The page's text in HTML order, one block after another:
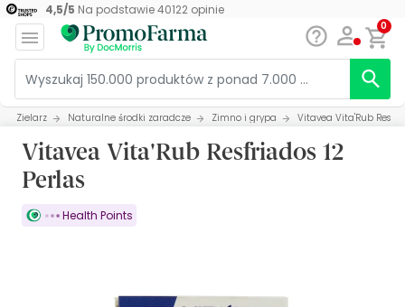
4,5/5 Na podstawie40122opinie
0
Zielarz Naturalne środki zaradcze Zimno i grypa Vitavea Vita'Rub
Vitavea Vita'Rub Resfriados 12
Perlas
Health Points